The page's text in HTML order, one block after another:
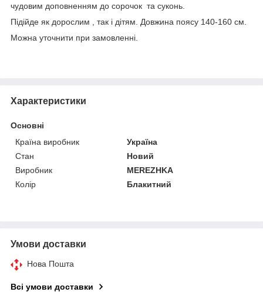
чудовим доповненням до сорочок та суконь.
Підійде як дорослим , так і дітям. Довжина поясу 140-160 см.
Можна уточнити при замовленні.
Характеристики
Основні
Країна виробник
Україна
Стан
Новий
Виробник
MEREZHKA
Колір
Блакитний
Умови доставки
Нова Пошта
Всі умови доставки